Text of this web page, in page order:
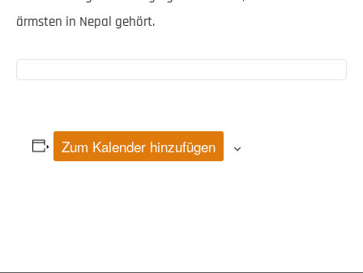
ärmsten in Nepal gehört.
Zum Kalender hinzufügen